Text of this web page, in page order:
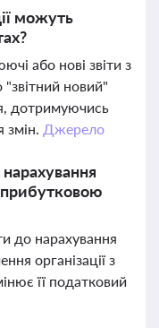
можуть
або нові звіти з
новий"
дотримуючись
змін. Джерело
до нарахування
організації з
її податковий